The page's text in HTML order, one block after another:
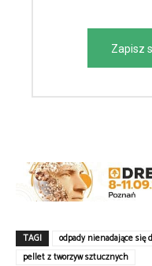
Zapisz
TAGI odpady nienadające się
pellet z tworzyw sztucznych